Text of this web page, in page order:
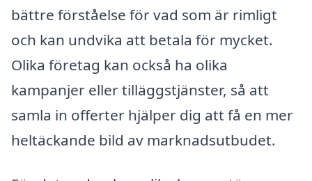
bättre förståelse för vad som är rimligt
och kan undvika att betala för mycket.
Olika företag kan också ha olika
kampanjer eller tilläggstjänster, så att
samla in offerter hjälper dig att få en mer
heltäckande bild av marknadsutbudet.